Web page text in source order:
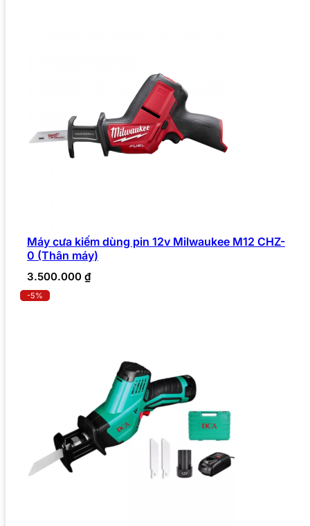
Máy cưa kiếm dùng pin 12v Milwaukee M12 CHZ-
0 (Thân máy)
3.500.000 ₫
-5%